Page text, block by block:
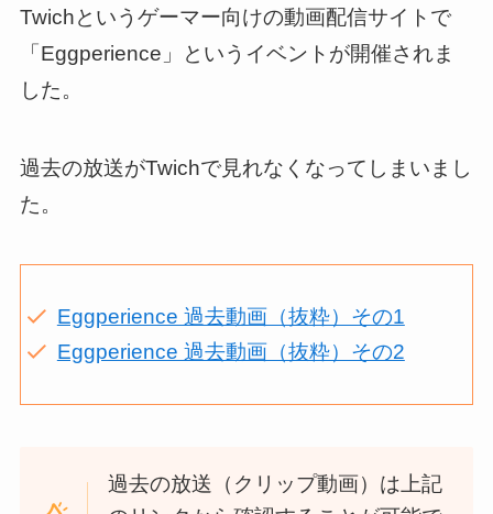
Twichというゲーマー向けの動画配信サイトで
「Eggperience」というイベントが開催されま
した。
過去の放送がTwichで見れなくなってしまいまし
た。
Eggperience 過去動画（抜粋）その1
Eggperience 過去動画（抜粋）その2
過去の放送（クリップ動画）は上記